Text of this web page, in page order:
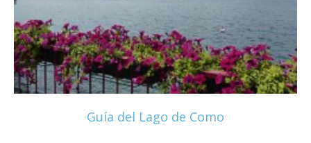
Guía del Lago de Como